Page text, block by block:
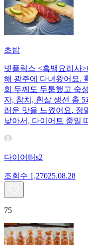
초밥
넷플릭스 <흑백요리사
해 광주에 다녀왔어요.
회 두께도 두툼했고 숙
자, 참치, 흰살 생선 총
러운 맛을 느꼈어요. 정
낮아서, 다이어트 중일
다이어터s2
조회수 1,27025.08.28
75